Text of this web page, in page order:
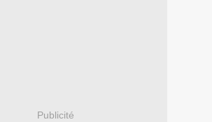
Publicité